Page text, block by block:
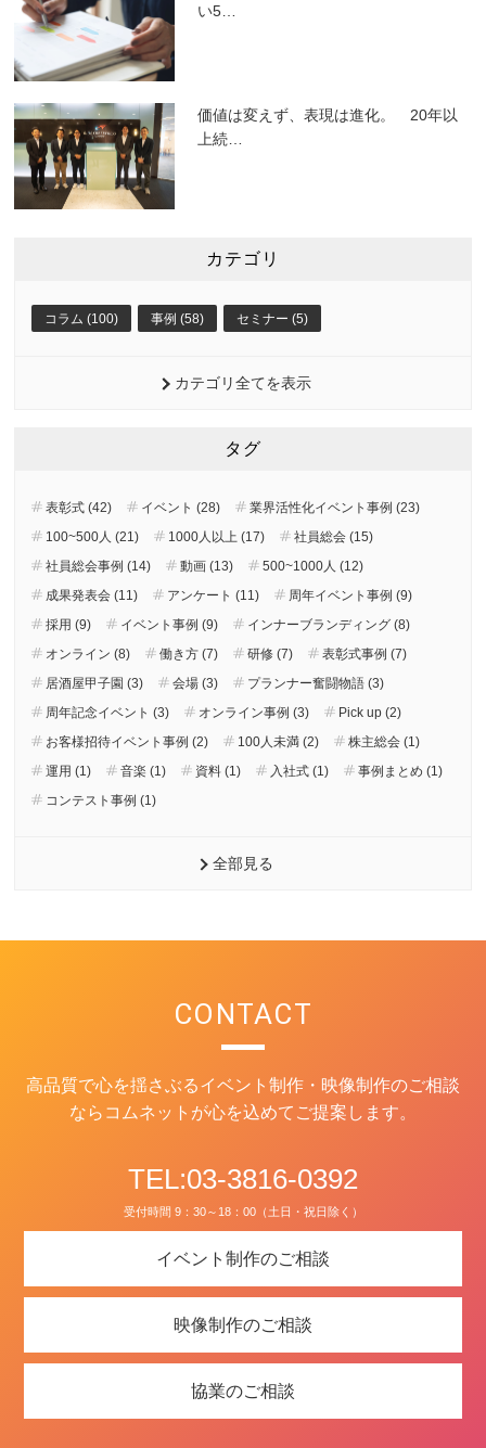
い5…
価値は変えず、表現は進化。 20年以
上続…
カテゴリ
コラム (100) 事例 (58) セミナー (5)
カテゴリ全てを表示
タグ
表彰式 (42) イベント (28)
業界活性化イベント事例 (23)
100~500人 (21)
1000人以上 (17)
社員総会 (15)
社員総会事例 (14)
動画 (13)
500~1000人 (12)
成果発表会 (11)
アンケート (11)
周年イベント事例 (9)
採用 (9)
イベント事例 (9)
インナーブランディング (8)
オンライン (8)
働き方 (7) 研修 (7)
表彰式事例 (7)
居酒屋甲子園 (3)
会場 (3)
プランナー奮闘物語 (3)
周年記念イベント (3)
オンライン事例 (3)
Pick up (2)
お客様招待イベント事例 (2)
100人未満 (2)
株主総会 (1)
運用 (1)
音楽 (1) 資料 (1) 入社式 (1)
事例まとめ (1)
コンテスト事例 (1)
全部見る
CONTACT
高品質で心を揺さぶるイベント制作・映像制作のご相談
ならコムネットが心を込めてご提案します。
TEL:03-3816-0392
受付時間 9：30～18：00（土日・祝日除く）
イベント制作のご相談
映像制作のご相談
協業のご相談